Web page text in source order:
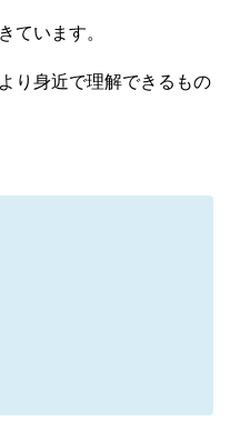
ています。
り身近で理解できるもの